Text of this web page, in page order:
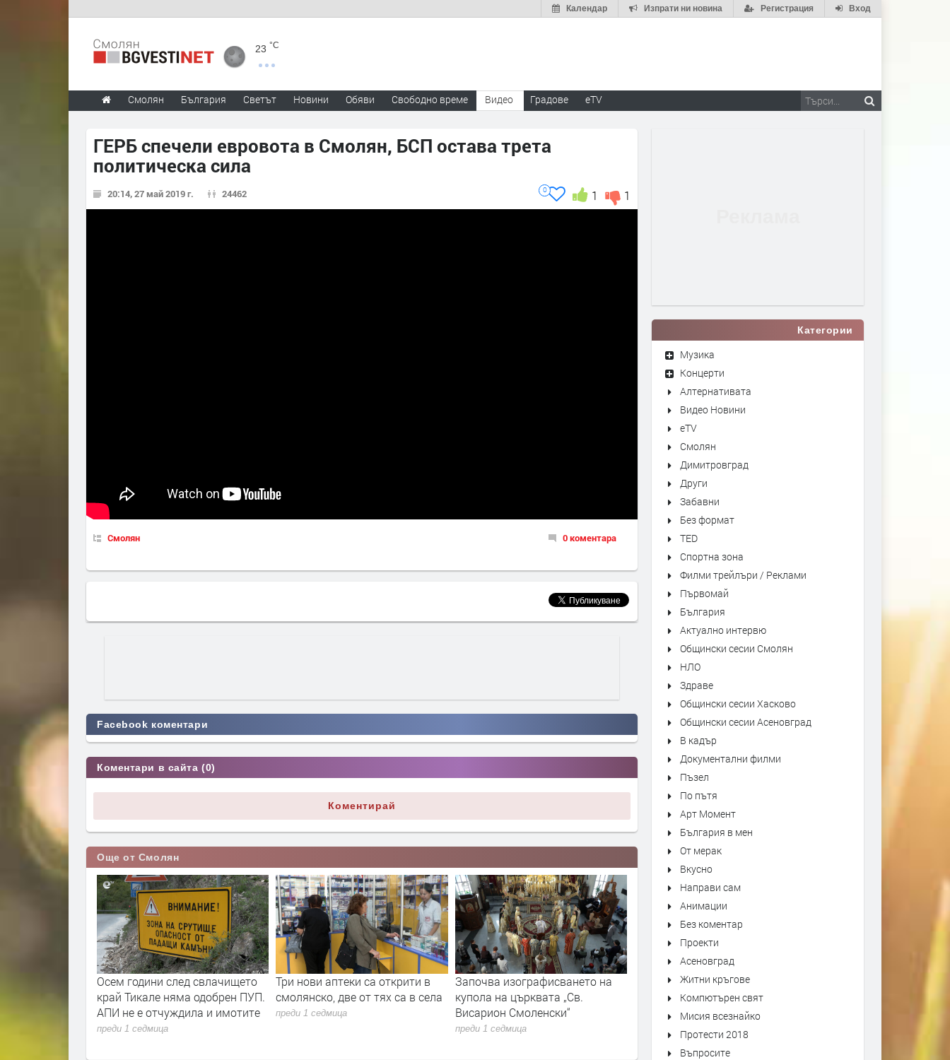
Вход
Регистрация
Изпрати ни новина
Календар
23 °C
Смолян България Светът Новини Обяви Свободно време Видео Градове eTV
ГЕРБ спечели евровота в Смолян, БСП остава трета
политическа сила
20:14, 27 май 2019 г. 24462 1
1
0
Смолян 0 коментара
Facebook коментари
Коментари в сайта (0)
Коментирай
Още от Смолян
Осем години след свлачището
край Тикале няма одобрен ПУП.
АПИ не е отчуждила и имотите
преди 1 седмица
Три нови аптеки са открити в
смолянско, две от тях са в села
преди 1 седмица
Започва изографисването на
купола на църквата „Св.
Висарион Смоленски“
преди 1 седмица
Уникален писмовник от Йоаким
Груев се съхранява в Държавен
архив - Смолян
преди 1 седмица
Категории
Музика
Концерти
Алтернативата
Видео Новини
eTV
Смолян
Димитровград
Други
Забавни
Без формат
TED
Спортна зона
Филми трейлъри / Реклами
Първомай
България
Актуално интервю
Общински сесии Смолян
НЛО
Здраве
Общински сесии Хасково
Общински сесии Асеновград
В кадър
Документални филми
Пъзел
По пътя
Арт Момент
България в мен
От мерак
Вкусно
Направи сам
Анимации
Без коментар
Проекти
Асеновград
Житни кръгове
Компютърен свят
Мисия всезнайко
Протести 2018
Въпросите